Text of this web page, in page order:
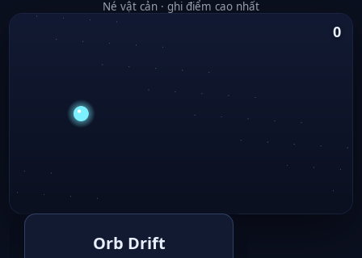
Né vật cản · ghi điểm cao nhất
0
Orb Drift